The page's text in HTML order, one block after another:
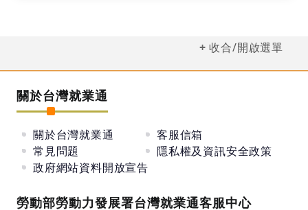
收合/開啟選單
關於台灣就業通
關於台灣就業通
客服信箱
常見問題
隱私權及資訊安全政策
政府網站資料開放宣告
勞動部勞動力發展署台灣就業通客服中心